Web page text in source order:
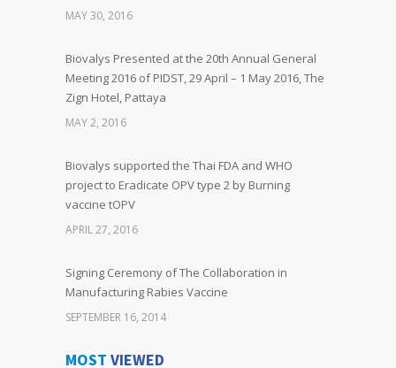
MAY 30, 2016
Biovalys Presented at the 20th Annual General
Meeting 2016 of PIDST, 29 April – 1 May 2016, The
Zign Hotel, Pattaya
MAY 2, 2016
Biovalys supported the Thai FDA and WHO
project to Eradicate OPV type 2 by Burning
vaccine tOPV
APRIL 27, 2016
Signing Ceremony of The Collaboration in
Manufacturing Rabies Vaccine
SEPTEMBER 16, 2014
MOST VIEWED